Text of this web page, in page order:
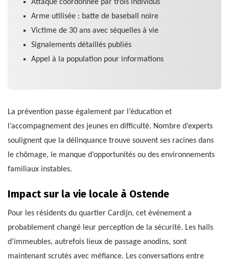
Attaque coordonnée par trois individus
Arme utilisée : batte de baseball noire
Victime de 30 ans avec séquelles à vie
Signalements détaillés publiés
Appel à la population pour informations
La prévention passe également par l’éducation et
l’accompagnement des jeunes en difficulté. Nombre d’experts
soulignent que la délinquance trouve souvent ses racines dans
le chômage, le manque d’opportunités ou des environnements
familiaux instables.
Impact sur la vie locale à Ostende
Pour les résidents du quartier Cardijn, cet événement a
probablement changé leur perception de la sécurité. Les halls
d’immeubles, autrefois lieux de passage anodins, sont
maintenant scrutés avec méfiance. Les conversations entre